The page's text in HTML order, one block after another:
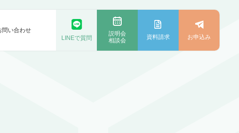
問い合わせ
LINEで質問
説明会
相談会
資料請求 お申込み